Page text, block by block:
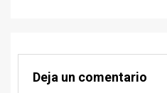
Deja un comentario